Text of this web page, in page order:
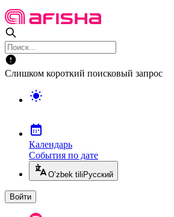
Слишком короткий поисковый запрос
Календарь
События по дате
O’zbek tili Русский
Войти